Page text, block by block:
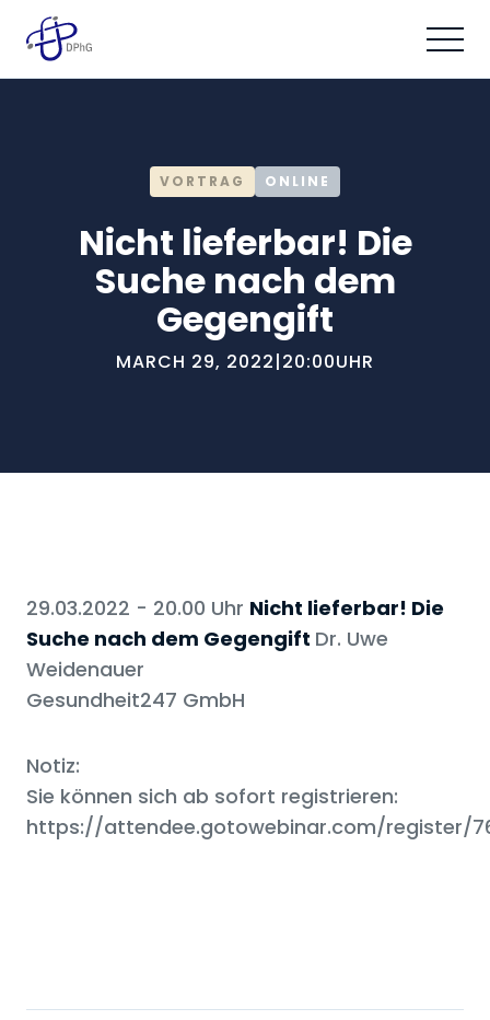
VORTRAG ONLINE
Nicht lieferbar! Die
Suche nach dem
Gegengift
MARCH 29, 2022|20:00UHR
29.03.2022 - 20.00 Uhr Nicht lieferbar! Die
Suche nach dem Gegengift Dr. Uwe
Weidenauer
Gesundheit247 GmbH
Notiz:
Sie können sich ab sofort registrieren:
https://attendee.gotowebinar.com/register/